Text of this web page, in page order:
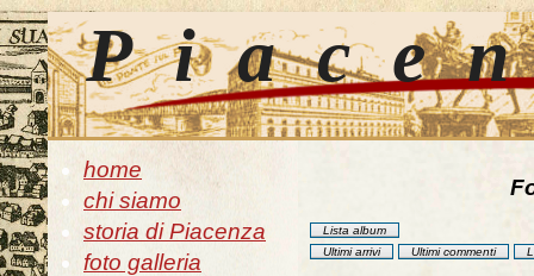
home
chi siamo
storia di Piacenza
foto galleria
Lista album
Ultimi arrivi
Ultimi commenti